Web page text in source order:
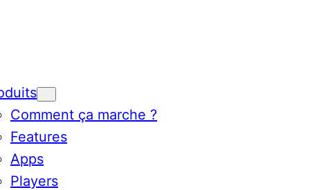
Comment ça marche ?
Features
Apps
Players